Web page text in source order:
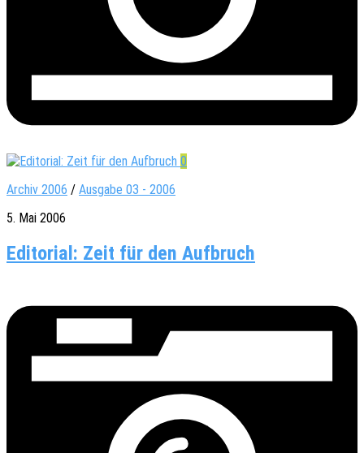
0
Archiv 2006 / Ausgabe 03 - 2006
5. Mai 2006
Editorial: Zeit für den Aufbruch